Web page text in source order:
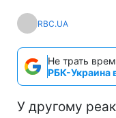
RBC.UA
Не трать
РБК-Украина
У другому